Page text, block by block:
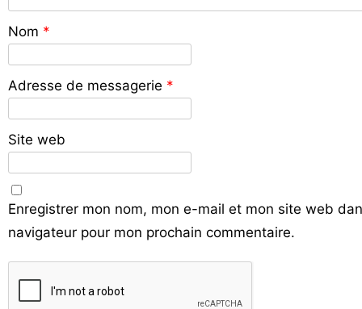
Nom *
Adresse de messagerie *
Site web
Enregistrer mon nom, mon e-mail et mon site web
navigateur pour mon prochain commentaire.